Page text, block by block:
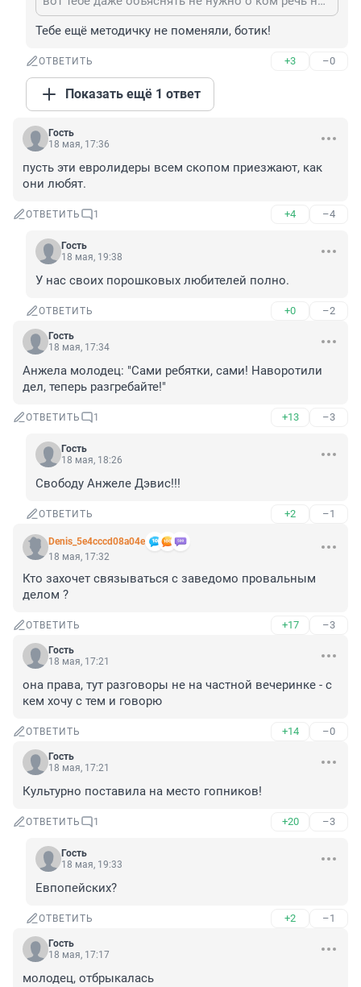
Тебе ещё методичку не поменяли, ботик!
ОТВЕТИТЬ +3 –0
Показать ещё 1 ответ
Гость
18 мая, 17:36
пусть эти евролидеры всем скопом приезжают, как
они любят.
ОТВЕТИТЬ 1 +4 –4
Гость
18 мая, 19:38
У нас своих порошковых любителей полно.
ОТВЕТИТЬ +0 –2
Гость
18 мая, 17:34
Анжела молодец: "Сами ребятки, сами! Наворотили
дел, теперь разгребайте!"
ОТВЕТИТЬ 1 +13 –3
Гость
18 мая, 18:26
Свободу Анжеле Дэвис!!!
ОТВЕТИТЬ +2 –1
Denis_5e4cccd08a04e
18 мая, 17:32
Кто захочет связываться с заведомо провальным
делом ?
ОТВЕТИТЬ +17 –3
Гость
18 мая, 17:21
она права, тут разговоры не на частной вечеринке - с
кем хочу с тем и говорю
ОТВЕТИТЬ +14 –0
Гость
18 мая, 17:21
Культурно поставила на место гопников!
ОТВЕТИТЬ 1 +20 –3
Гость
18 мая, 19:33
Евпопейских?
ОТВЕТИТЬ +2 –1
Гость
18 мая, 17:17
молодец, отбрыкалась